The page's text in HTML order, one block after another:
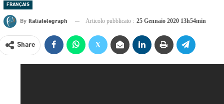
FRANÇAIS
By Italiatelegraph Articolo pubblicato : 25 Gennaio 2020 13h54min
Share